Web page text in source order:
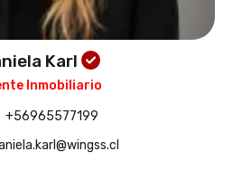
Karl
Inmobiliario
+56965577199